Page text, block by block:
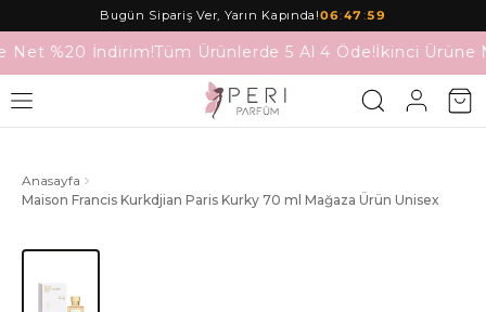
Bugün Sipariş Ver, Yarın Kapında!06:47 :59
Net %20 İndirim!Tüm Ürünlerde 5 Al 4 Öde!İkinci Ürüne
Anasayfa
Maison Francis Kurkdjian Paris Kurky 70 ml Mağaza Ürün Unisex